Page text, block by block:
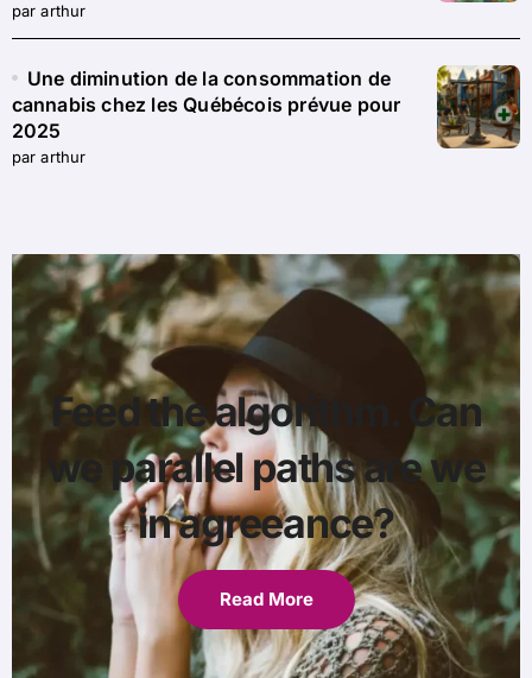
par arthur
Une diminution de la consommation de
cannabis chez les Québécois prévue pour
2025
par arthur
Feed the algorithm. Can
we parallel paths are we
in agreeance?
Read More